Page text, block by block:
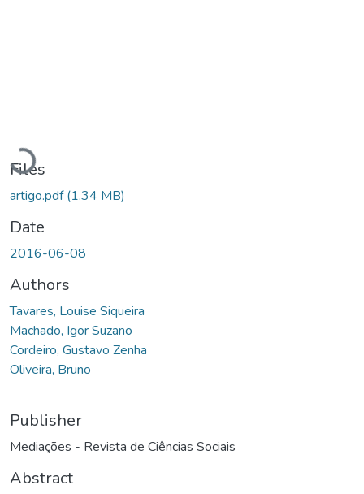
Loading...
Files
artigo.pdf(1.34 MB)
Date
2016-06-08
Authors
Tavares, Louise Siqueira
Machado, Igor Suzano
Cordeiro, Gustavo Zenha
Oliveira, Bruno
Publisher
Mediações - Revista de Ciências Sociais
Abstract